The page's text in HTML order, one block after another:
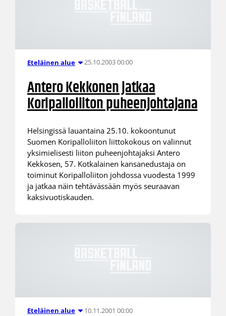
Eteläinen alue 25.10.2003 00:00
Antero Kekkonen jatkaa
Koripalloliiton puheenjohtajana
Helsingissä lauantaina 25.10. kokoontunut
Suomen Koripalloliiton liittokokous on valinnut
yksimielisesti liiton puheenjohtajaksi Antero
Kekkosen, 57. Kotkalainen kansanedustaja on
toiminut Koripalloliiton johdossa vuodesta 1999
ja jatkaa näin tehtävässään myös seuraavan
kaksivuotiskauden.
Eteläinen alue 10.11.2001 00:00